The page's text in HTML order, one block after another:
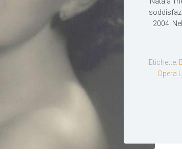
2004.
Etichette:
Opera